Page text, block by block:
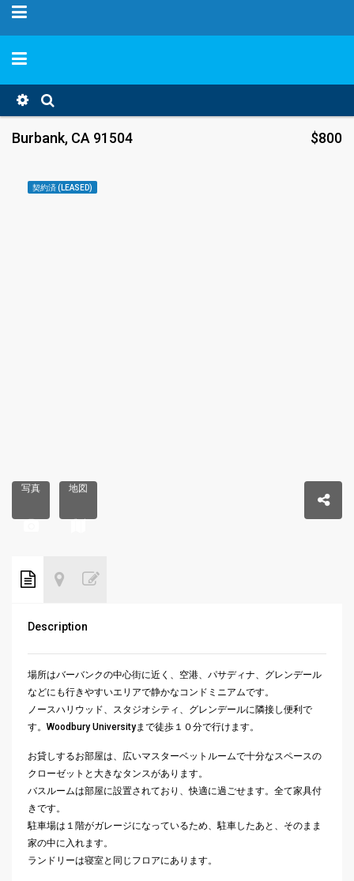
Burbank, CA 91504 $800
契約済 (LEASED)
写真 地図
Description
場所はバーバンクの中心街に近く、空港、パサディナ、 グレンデール
などにも行きやすいエリアで静かなコンドミニアムです。
ノースハリウッド、スタジオシティ、 グレンデールに隣接し便利で
す。Woodbury Universityまで徒歩１０分で行けます。
お貸しするお部屋は、 広いマスターベットルームで十分なスペースの
クローゼットと大きなタンスがあります。
バスルームは部屋に設置されており、快適に過ごせます。 全て家具付
きです。
駐車場は１階がガレージになっているため、駐車したあと、 そのまま
家の中に入れます。
ランドリーは寝室と同じフロアにあります。